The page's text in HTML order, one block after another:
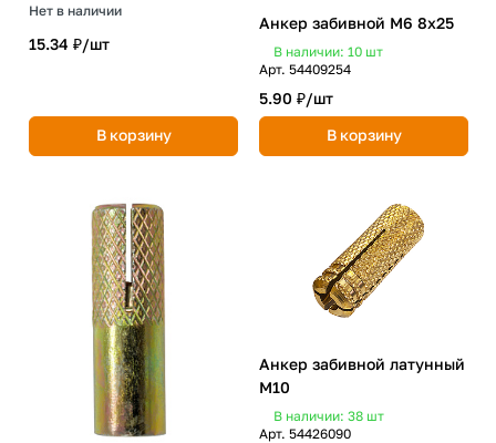
Нет в наличии
15.34 ₽/шт
В корзину
Анкер забивной М6 8х25
В наличии: 10 шт
Арт. 54409254
5.90 ₽/шт
В корзину
Анкер забивной латунный
М10
В наличии: 38 шт
Арт. 54426090